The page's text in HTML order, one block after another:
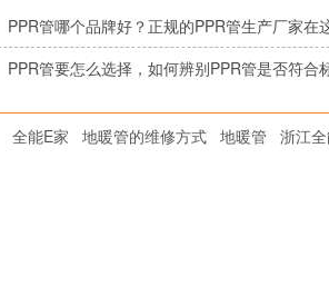
PPR管哪个品牌好？正规的PPR管生产厂家在
PPR管要怎么选择，如何辨别PPR管是否符合
全能E家 地暖管的维修方式 地暖管 浙江